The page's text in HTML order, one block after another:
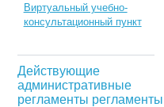
Виртуальный учебно-
консультационный пункт
Действующие
административные
регламенты регламенты